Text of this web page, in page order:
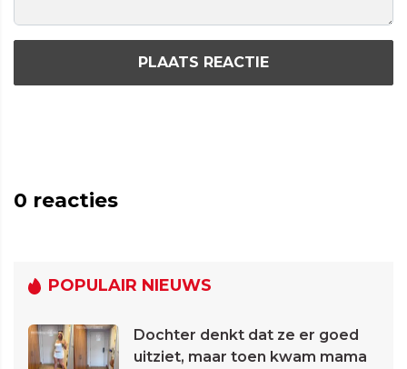
PLAATS REACTIE
0 reacties
POPULAIR NIEUWS
Dochter denkt dat ze er goed
uitziet, maar toen kwam mama